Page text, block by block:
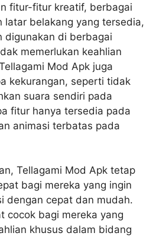
fitur-fitur kreatif, berbagai
latar belakang yang tersedia,
digunakan di berbagai
memerlukan keahlian
Mod Apk juga
kekurangan, seperti tidak
suara sendiri pada
fitur hanya tersedia pada
animasi terbatas pada
Tellagami Mod Apk tetap
bagi mereka yang ingin
dengan cepat dan mudah.
cocok bagi mereka yang
khusus dalam bidang